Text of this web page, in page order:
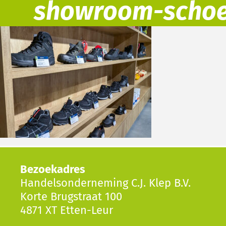
showroom-
Bezoekadres
Handelsonderneming C.J. Klep B.V.
Korte Brugstraat 100
4871 XT Etten-Leur